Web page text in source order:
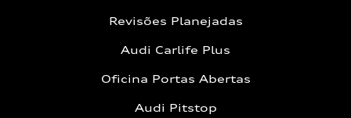
Revisões Planejadas
Audi Carlife Plus
Oficina Portas Abertas
Audi Pitstop